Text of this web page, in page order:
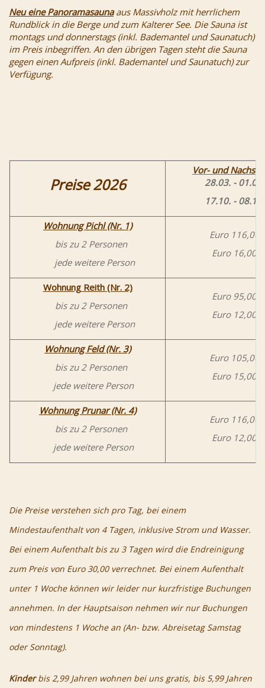
Neu eine Panoramasaunaaus Massivholz mit herrlichem
Rundblick in die Berge und zum Kalterer See. Die Sauna ist
montags und donnerstags (inkl. Bademantel und Saunatuch)
im Preis inbegriffen. An den übrigen Tagen steht die Sauna
gegen einen Aufpreis (inkl. Bademantel und Saunatuch) zur
Verfügung.
Preise 2026
Vor- und
28.03. - 01.05.
17.10. - 08.11.
Wohnung Pichl (Nr. 1)
bis zu 2 Personen
jede weitere Person
Euro 116,00
Euro 16,00
Wohnung Reith (Nr. 2)
bis zu 2 Personen
jede weitere Person
Euro 95,00
Euro 12,00
Wohnung Feld (Nr. 3)
bis zu 2 Personen
jede weitere Person
Euro 105,00
Euro 15,00
Wohnung Prunar (Nr. 4)
bis zu 2 Personen
jede weitere Person
Euro 116,00
Euro 12,00
Die Preise verstehen sich pro Tag, bei einem
Mindestaufenthalt von 4 Tagen, inklusive Strom und Wasser.
Bei einem Aufenthalt bis zu 3 Tagen wird die Endreinigung
zum Preis von Euro 30,00 verrechnet. Bei einem Aufenthalt
unter 1 Woche können wir leider nur kurzfristige Buchungen
annehmen. In der Hauptsaison nehmen wir nur Buchungen
von mindestens 1 Woche an (An- bzw. Abreisetag Samstag
oder Sonntag).
Kinderbis 2,99 Jahren wohnen bei uns gratis, bis 5,99 Jahren